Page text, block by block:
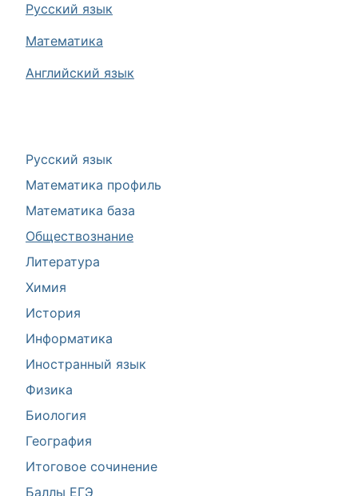
Русский язык
Математика профиль
Математика база
Обществознание
Литература
Химия
История
Информатика
Иностранный язык
Физика
Биология
География
Итоговое сочинение
Баллы ЕГЭ
Русский язык
Математика
Английский язык